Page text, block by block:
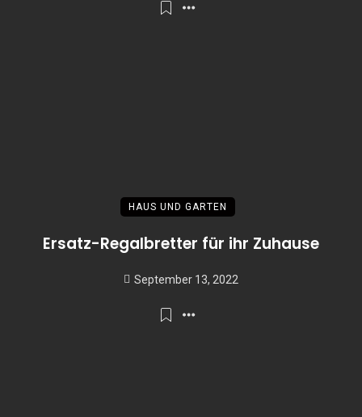
HAUS UND GARTEN
Ersatz-Regalbretter für ihr Zuhause
September 13, 2022